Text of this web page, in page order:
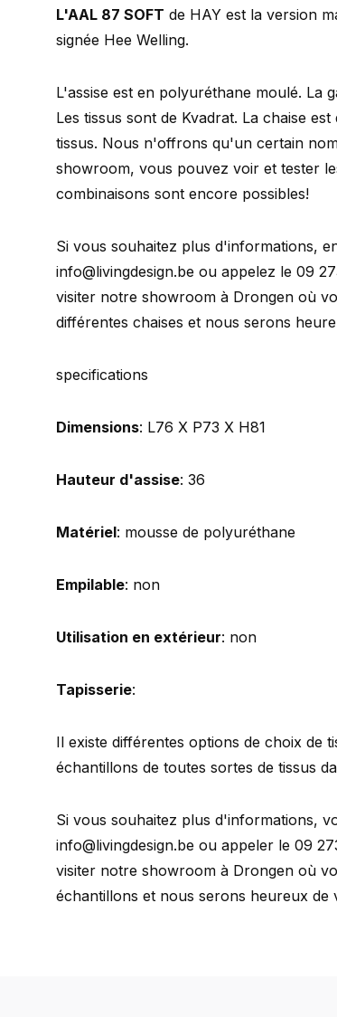
L'AAL 87 SOFT de HAY est la version
signée Hee Welling.
L'assise est en polyuréthane moulé. La
Les tissus sont de Kvadrat. La chaise
tissus. Nous n'offrons qu'un certain
showroom, vous pouvez voir et tester
combinaisons sont encore possibles!
Si vous souhaitez plus d'informations,
info@livingdesign.be ou appelez le 09
visiter notre showroom à Drongen où
différentes chaises et nous serons
specifications
Dimensions: L76 X P73 X H81
Hauteur d'assise: 36
Matériel: mousse de polyuréthane
Empilable: non
Utilisation en extérieur: non
Tapisserie:
Il existe différentes options de choix de
échantillons de toutes sortes de tissus
Si vous souhaitez plus d'informations,
info@livingdesign.be ou appeler le 09
visiter notre showroom à Drongen où
échantillons et nous serons heureux de